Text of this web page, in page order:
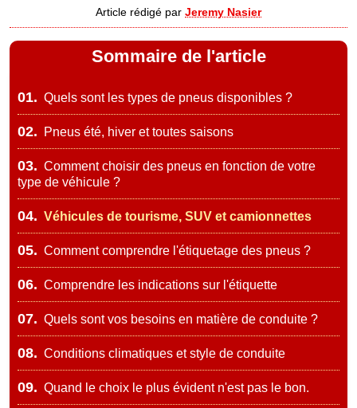
Article rédigé par Jeremy Nasier
Sommaire de l'article
01. Quels sont les types de pneus disponibles ?
02. Pneus été, hiver et toutes saisons
03. Comment choisir des pneus en fonction de votre
type de véhicule ?
04. Véhicules de tourisme, SUV et camionnettes
05. Comment comprendre l'étiquetage des pneus ?
06. Comprendre les indications sur l'étiquette
07. Quels sont vos besoins en matière de conduite ?
08. Conditions climatiques et style de conduite
09. Quand le choix le plus évident n'est pas le bon.